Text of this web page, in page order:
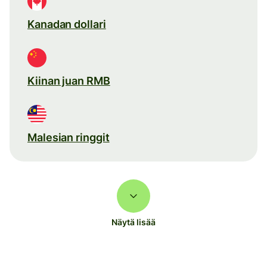
Kanadan dollari
Kiinan juan RMB
Malesian ringgit
Näytä lisää